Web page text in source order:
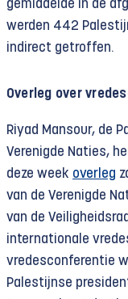
gemiddelde in de
werden 442
indirect getroffen.
Overleg over
Riyad Mansour, de
Verenigde Naties,
deze week overleg
van de Verenigde
van de
internationale
vredesconferentie
Palestijnse